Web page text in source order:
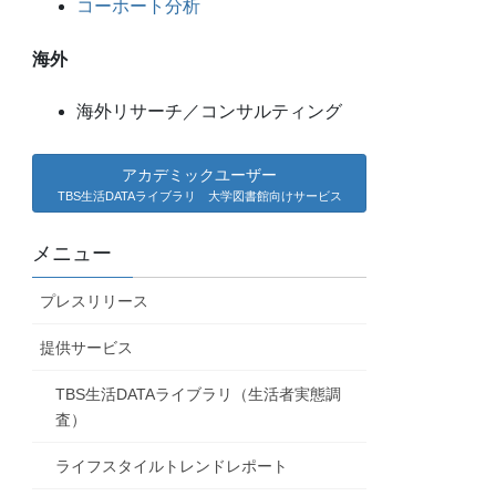
コーホート分析
海外
海外リサーチ／コンサルティング
アカデミックユーザー
TBS生活DATAライブラリ 大学図書館向けサービス
メニュー
プレスリリース
提供サービス
TBS生活DATAライブラリ（生活者実態調
査）
ライフスタイルトレンドレポート